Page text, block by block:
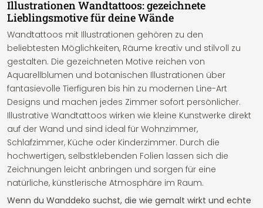
Illustrationen Wandtattoos: gezeichnete
Lieblingsmotive für deine Wände
Wandtattoos mit Illustrationen gehören zu den
beliebtesten Möglichkeiten, Räume kreativ und stilvoll zu
gestalten. Die gezeichneten Motive reichen von
Aquarellblumen und botanischen Illustrationen über
fantasievolle Tierfiguren bis hin zu modernen Line-Art
Designs und machen jedes Zimmer sofort persönlicher.
Illustrative Wandtattoos wirken wie kleine Kunstwerke direkt
auf der Wand und sind ideal für Wohnzimmer,
Schlafzimmer, Küche oder Kinderzimmer. Durch die
hochwertigen, selbstklebenden Folien lassen sich die
Zeichnungen leicht anbringen und sorgen für eine
natürliche, künstlerische Atmosphäre im Raum.
Wenn du Wanddeko suchst, die wie gemalt wirkt und echte